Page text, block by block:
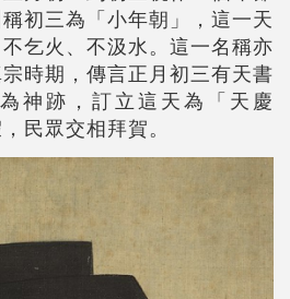
初三為「小年朝」，這一天
乞火、不汲水。這一名稱亦
時期，傳言正月初三有天書
神跡，訂立這天為「天慶
民眾交相拜賀。